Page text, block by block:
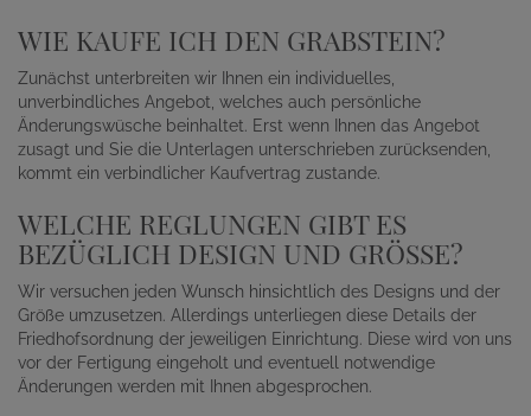
WIE KAUFE ICH DEN GRABSTEIN?
Zunächst unterbreiten wir Ihnen ein individuelles,
unverbindliches Angebot, welches auch persönliche
Änderungswüsche beinhaltet. Erst wenn Ihnen das Angebot
zusagt und Sie die Unterlagen unterschrieben zurücksenden,
kommt ein verbindlicher Kaufvertrag zustande.
WELCHE REGLUNGEN GIBT ES
BEZÜGLICH DESIGN UND GRÖSSE?
Wir versuchen jeden Wunsch hinsichtlich des Designs und der
Größe umzusetzen. Allerdings unterliegen diese Details der
Friedhofsordnung der jeweiligen Einrichtung. Diese wird von uns
vor der Fertigung eingeholt und eventuell notwendige
Änderungen werden mit Ihnen abgesprochen.